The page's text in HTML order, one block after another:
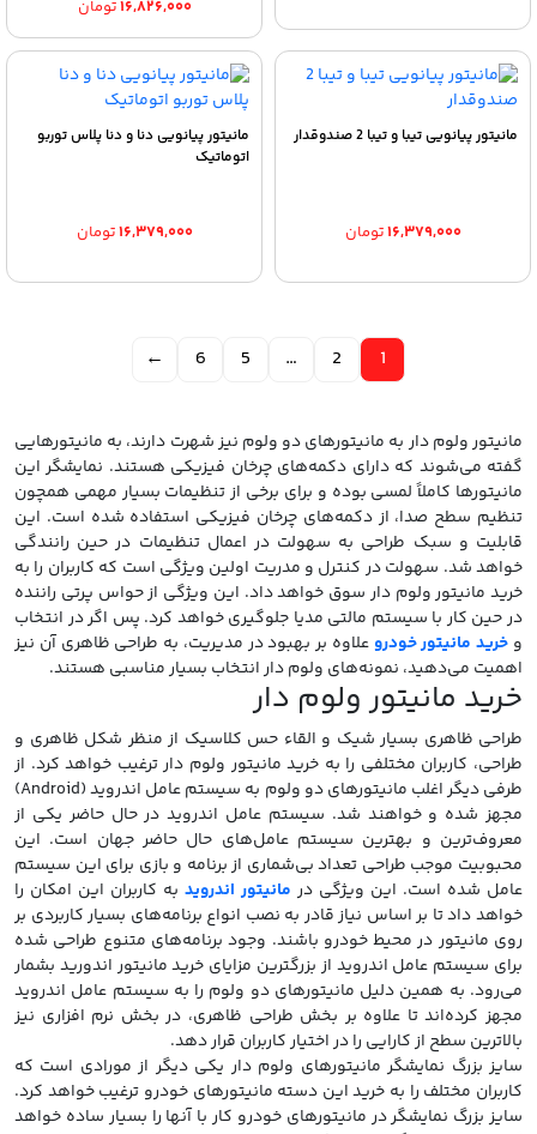
۱۶,۸۲۶,۰۰۰تومان
range:
۵,۹۸۹,۰۰۰ تومان
۱۶,۸۲۶,۰۰۰ تومان
مانیتور پیانویی تیبا و تیبا 2 صندوقدار
۱۶,۳۷۹,۰۰۰تومان
مانیتور پیانویی دنا و دنا پلاس توربو
اتوماتیک
۱۶,۳۷۹,۰۰۰تومان
1
2
…
5
6
←
مانیتور ولوم دار به مانیتورهای دو ولوم نیز شهرت دارند، به مانیتورهایی
گفته می‌شوند که دارای دکمه‌های چرخان فیزیکی هستند. نمایشگر این
مانیتورها کاملاً لمسی بوده و برای برخی از تنظیمات بسیار مهمی همچون
تنظیم سطح صدا، از دکمه‌های چرخان فیزیکی استفاده شده است. این
قابلیت و سبک طراحی به سهولت در اعمال تنظیمات در حین رانندگی
خواهد شد. سهولت در کنترل و مدریت اولین ویژگی است که کاربران را به
خرید مانیتور ولوم دار سوق خواهد داد. این ویژگی از حواس پرتی راننده
در حین کار با سیستم مالتی مدیا جلوگیری خواهد کرد. پس اگر در انتخاب
و خرید مانیتور خودروعلاوه بر بهبود در مدیریت، به طراحی ظاهری آن نیز
اهمیت می‌دهید، نمونه‌های ولوم دار انتخاب بسیار مناسبی هستند.
خرید مانیتور ولوم دار
طراحی ظاهری بسیار شیک و القاء حس کلاسیک از منظر شکل ظاهری و
طراحی، کاربران مختلفی را به خرید مانیتور ولوم دار ترغیب خواهد کرد. از
طرفی دیگر اغلب مانیتورهای دو ولوم به سیستم عامل اندروید (Android)
مجهز شده و خواهند شد. سیستم عامل اندروید در حال حاضر یکی از
معروف‌ترین و بهترین سیستم عامل‌های حال حاضر جهان است. این
محبوبیت موجب طراحی تعداد بی‌شماری از برنامه و بازی برای این سیستم
عامل شده است. این ویژگی در مانیتور اندروید به کاربران این امکان را
خواهد داد تا بر اساس نیاز قادر به نصب انواع برنامه‌های بسیار کاربردی بر
روی مانیتور در محیط خودرو باشند. وجود برنامه‌های متنوع طراحی شده
برای سیستم عامل اندروید از بزرگترین مزایای خرید مانیتور اندورید بشمار
می‌رود. به همین دلیل مانیتورهای دو ولوم را به سیستم عامل اندروید
مجهز کرده‌اند تا علاوه بر بخش طراحی ظاهری، در بخش نرم افزاری نیز
بالاترین سطح از کارایی را در اختیار کاربران قرار دهد.
سایز بزرگ نمایشگر مانیتورهای ولوم دار یکی دیگر از مورادی است که
کاربران مختلف را به خرید این دسته مانیتورهای خودرو ترغیب خواهد کرد.
سایز بزرگ نمایشگر در مانیتورهای خودرو کار با آنها را بسیار ساده خواهد